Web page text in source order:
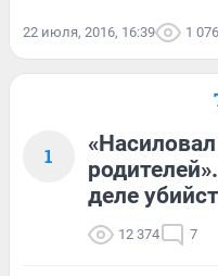
22 июля, 2016, 16:39 1 076
1
деле
12 374 7